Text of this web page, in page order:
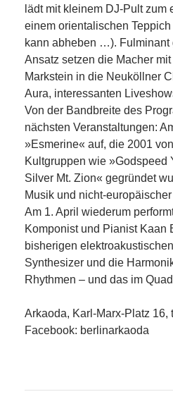
lädt mit kleinem DJ-Pult
einem orientalischen
kann abheben …). Fulminant
Ansatz setzen die Macher
Markstein in die Neuköllner
Aura, interessanten
Von der Bandbreite des
nächsten Veranstaltungen:
»Esmerine« auf, die 2001
Kultgruppen wie »Godspeed
Silver Mt. Zion« gegründet
Musik und nicht-
Am 1. April wiederum
Komponist und Pianist Kaan
bisherigen
Synthesizer und die
Rhythmen – und das im
Arkaoda, Karl-Marx-Platz 16,
Facebook: berlinarkaoda